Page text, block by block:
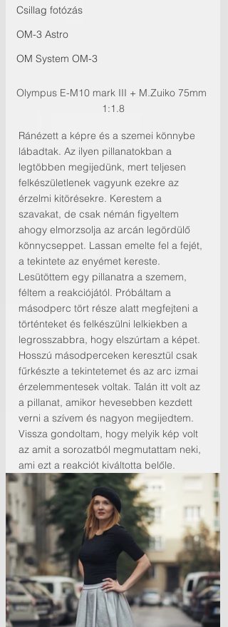
Csillag fotózás
OM-3 Astro
OM System OM-3
Olympus E-M10 mark III + M.Zuiko 75mm
1:1.8
Ránézett a képre és a szemei könnybe
lábadtak. Az ilyen pillanatokban a
legtöbben megijedünk, mert teljesen
felkészületlenek vagyunk ezekre az
érzelmi kitörésekre. Kerestem a
szavakat, de csak némán figyeltem
ahogy elmorzsolja az arcán legördülő
könnycseppet. Lassan emelte fel a fejét,
a tekintete az enyémet kereste.
Lesütöttem egy pillanatra a szemem,
féltem a reakciójától. Próbáltam a
másodperc tört része alatt megfejteni a
történteket és felkészülni lelkiekben a
legrosszabbra, hogy elszúrtam a képet.
Hosszú másodperceken keresztül csak
fűrkészte a tekintetemet és az arc izmai
érzelemmentesek voltak. Talán itt volt az
a pillanat, amikor hevesebben kezdett
verni a szívem és nagyon megijedtem.
Vissza gondoltam, hogy melyik kép volt
az amit a sorozatból megmutattam neki,
ami ezt a reakciót kiváltotta belőle.